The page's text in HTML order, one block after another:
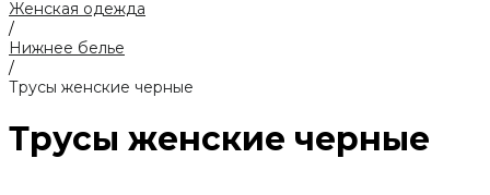
Женская одежда
/
Нижнее белье
/
Трусы женские черные
Трусы женские черные